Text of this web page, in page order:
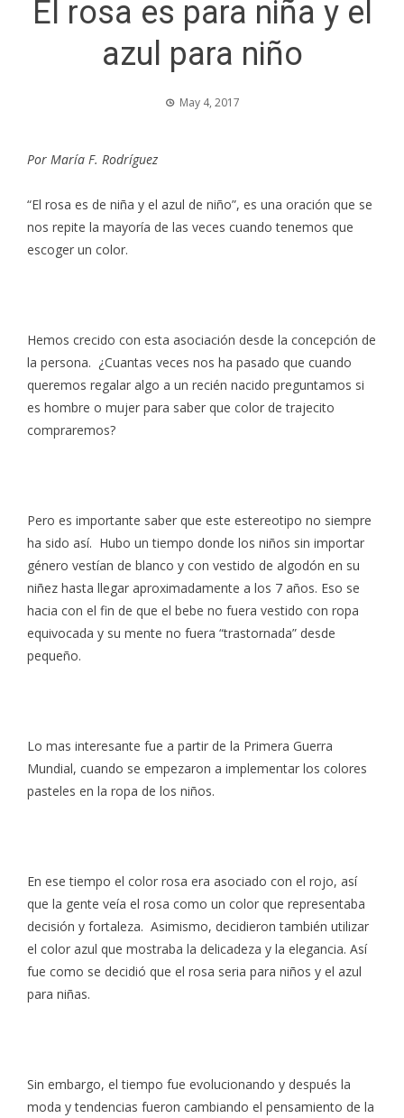
El rosa es para niña y el
azul para niño
May 4, 2017
Por María F. Rodríguez
“El rosa es de niña y el azul de niño”, es una oración que se
nos repite la mayoría de las veces cuando tenemos que
escoger un color.
Hemos crecido con esta asociación desde la concepción de
la persona. ¿Cuantas veces nos ha pasado que cuando
queremos regalar algo a un recién nacido preguntamos si
es hombre o mujer para saber que color de trajecito
compraremos?
Pero es importante saber que este estereotipo no siempre
ha sido así. Hubo un tiempo donde los niños sin importar
género vestían de blanco y con vestido de algodón en su
niñez hasta llegar aproximadamente a los 7 años. Eso se
hacia con el fin de que el bebe no fuera vestido con ropa
equivocada y su mente no fuera “trastornada” desde
pequeño.
Lo mas interesante fue a partir de la Primera Guerra
Mundial, cuando se empezaron a implementar los colores
pasteles en la ropa de los niños.
En ese tiempo el color rosa era asociado con el rojo, así
que la gente veía el rosa como un color que representaba
decisión y fortaleza. Asimismo, decidieron también utilizar
el color azul que mostraba la delicadeza y la elegancia. Así
fue como se decidió que el rosa seria para niños y el azul
para niñas.
Sin embargo, el tiempo fue evolucionando y después la
moda y tendencias fueron cambiando el pensamiento de la